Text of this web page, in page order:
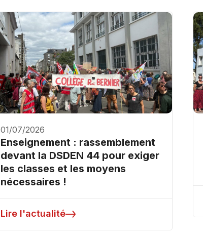
01/07/2026
Enseignement : rassemblement
devant la DSDEN 44 pour exiger
les classes et les moyens
nécessaires !
Lire l'actualité